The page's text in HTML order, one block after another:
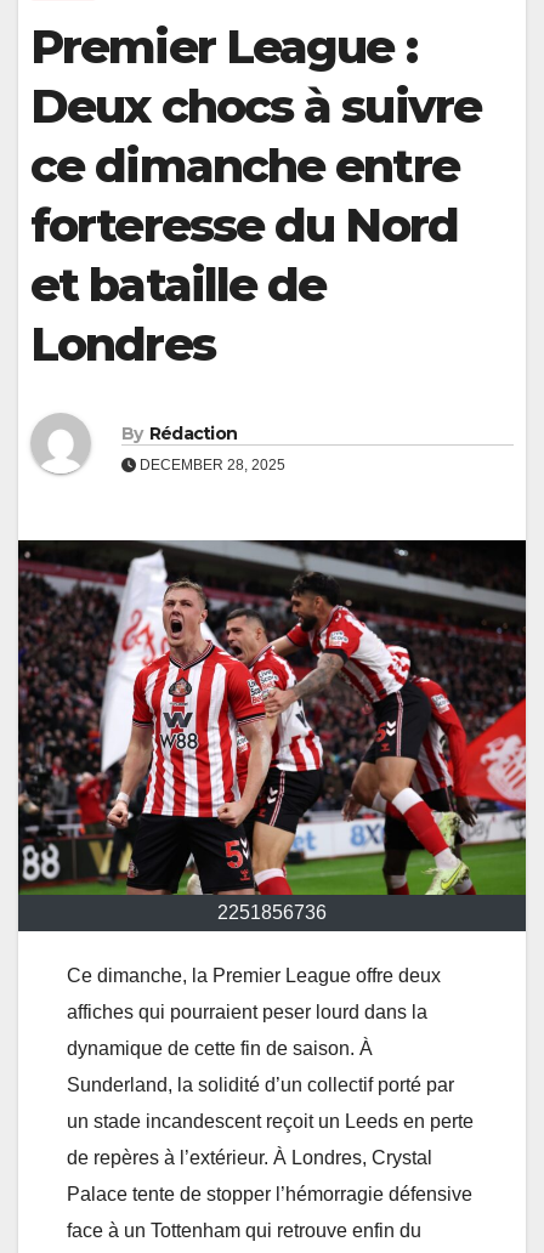
Premier League :
Deux chocs à suivre
ce dimanche entre
forteresse du Nord
et bataille de
Londres
By Rédaction
DECEMBER 28, 2025
2251856736
Ce dimanche, la Premier League offre deux
affiches qui pourraient peser lourd dans la
dynamique de cette fin de saison. À
Sunderland, la solidité d’un collectif porté par
un stade incandescent reçoit un Leeds en perte
de repères à l’extérieur. À Londres, Crystal
Palace tente de stopper l’hémorragie défensive
face à un Tottenham qui retrouve enfin du